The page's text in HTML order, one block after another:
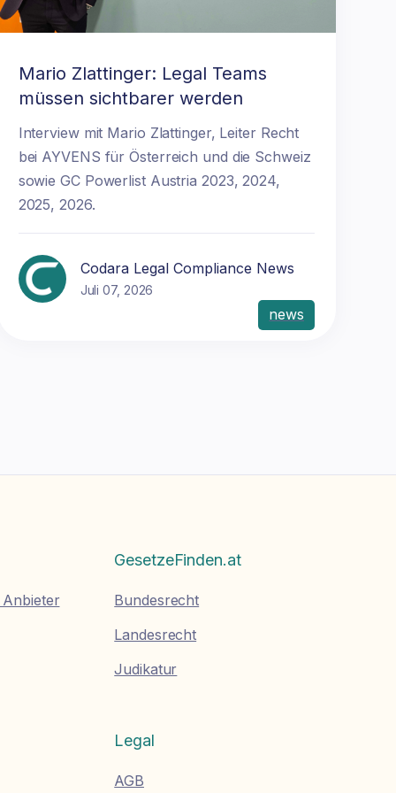
Mario Zlattinger: Legal Teams
müssen sichtbarer werden
Interview mit Mario Zlattinger, Leiter Recht
bei AYVENS für Österreich und die Schweiz
sowie GC Powerlist Austria 2023, 2024,
2025, 2026.
Codara Legal Compliance News
Juli 07, 2026
news
GesetzeFinden.at
Bundesrecht
Landesrecht
Judikatur
Legal
AGB